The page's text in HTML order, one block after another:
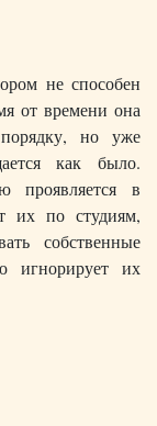
не способен
от времени она
но уже
как было.
проявляется в
их по студиям,
собственные
игнорирует их